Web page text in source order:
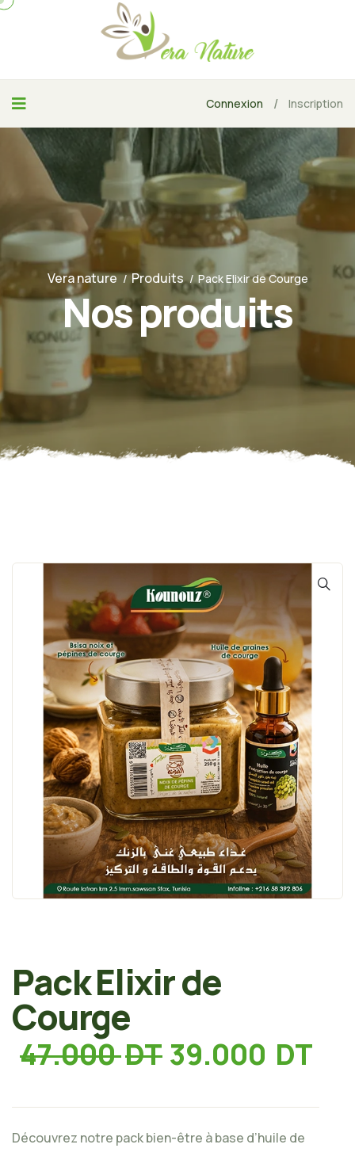
Connexion / Inscription
Vera nature Produits Pack Elixir de Courge
Nos produits
Pack Elixir de
Courge
47.000DT 39.000 DT
Découvrez notre pack bien-être à base d’huile de